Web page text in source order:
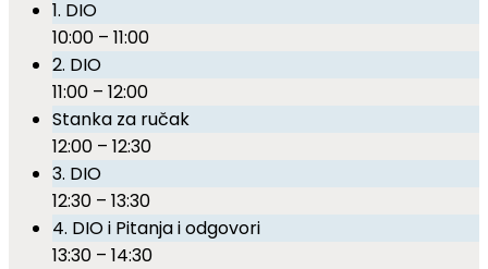
1. DIO
10:00 – 11:00
2. DIO
11:00 – 12:00
Stanka za ručak
12:00 – 12:30
3. DIO
12:30 – 13:30
4. DIO i Pitanja i odgovori
13:30 – 14:30